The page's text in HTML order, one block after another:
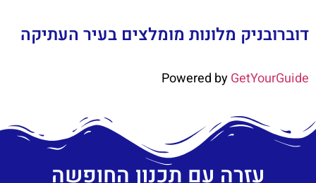
דוברובניק מלונות מומלצים בעיר העתיקה
Powered byGetYourGuide
עזרה עם תכנון החופשה